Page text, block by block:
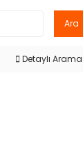
Ara
Detaylı Arama